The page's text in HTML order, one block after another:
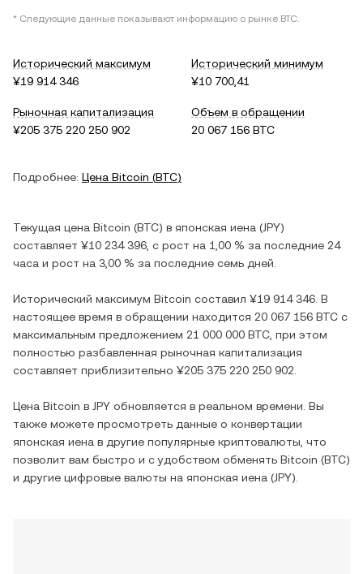
* Следующие данные показывают информацию о рынке BTC.
Исторический максимум
¥19 914 346
Исторический минимум
¥10 700,41
Рыночная капитализация
¥205 375 220 250 902
Объем в обращении
20 067 156 BTC
Подробнее: Цена Bitcoin (BTC)
Текущая цена Bitcoin (BTC) в японская иена (JPY)
составляет ¥10 234 396 , c рост на 1,00 % за последние 24
часа и рост на 3,00 % за последние семь дней.
Исторический максимум Bitcoin составил ¥19 914 346 . В
настоящее время в обращении находится 20 067 156 BTC с
максимальным предложением 21 000 000 BTC , при этом
полностью разбавленная рыночная капитализация
составляет приблизительно ¥205 375 220 250 902
Цена Bitcoin в JPY обновляется в реальном времени. Вы
также можете просмотреть данные о конвертации
японская иена в другие популярные криптовалюты, что
позволит вам быстро и с удобством обменять Bitcoin (BTC)
и другие цифровые валюты на японская иена (JPY).